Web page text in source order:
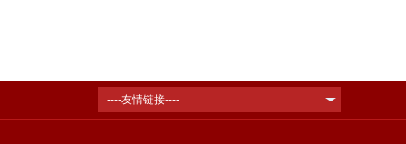
----友情链接----